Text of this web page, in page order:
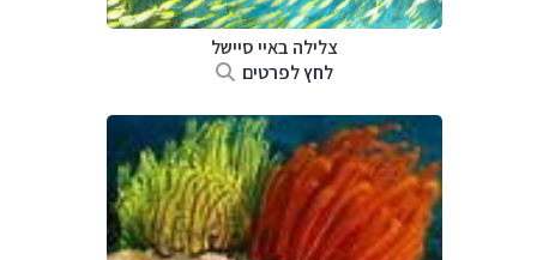
צלילה באיי סיישל
לחץ לפרטים